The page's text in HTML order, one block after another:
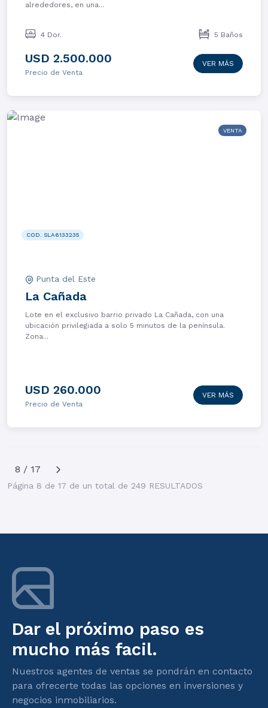
alrededores, en una...
4 Dor. 5 Baños
USD 2.500.000
Precio de Venta
VER MÁS
VENTA
COD. SLA6133235
Punta del Este
La Cañada
Lote en el exclusivo barrio privado La Cañada, con una
ubicación privilegiada a solo 5 minutos de la península.
Zona...
USD 260.000
Precio de Venta
VER MÁS
8 / 17
Página 8 de 17 de un total de 249 RESULTADOS
Dar el próximo paso es
mucho más facil.
Nuestros agentes de ventas se pondrán en contacto
para ofrecerte todas las opciones en inversiones y
negocios inmobiliarios.